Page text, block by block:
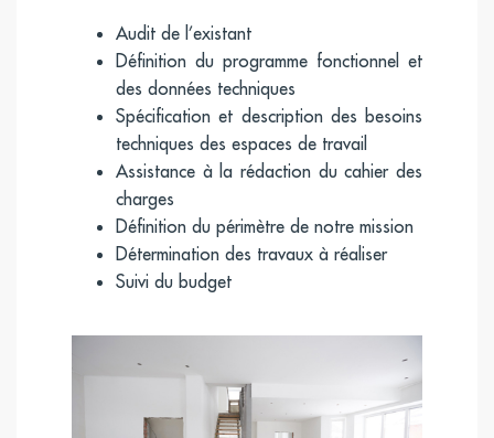
Audit de l’existant
Définition du programme fonctionnel et
des données techniques
Spécification et description des besoins
techniques des espaces de travail
Assistance à la rédaction du cahier des
charges
Définition du périmètre de notre mission
Détermination des travaux à réaliser
Suivi du budget